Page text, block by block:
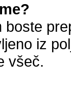
boste
iz
všeč.